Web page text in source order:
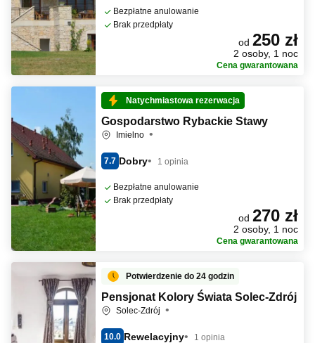
Bezpłatne anulowanie
Brak przedpłaty
od 250 zł
2 osoby, 1 noc
Cena gwarantowana
Natychmiastowa rezerwacja
Gospodarstwo Rybackie Stawy
Imielno
7.7 Dobry 1 opinia
Bezpłatne anulowanie
Brak przedpłaty
od 270 zł
2 osoby, 1 noc
Cena gwarantowana
Potwierdzenie do 24 godzin
Pensjonat Kolory Świata Solec-Zdrój
Solec-Zdrój
10.0 Rewelacyjny 1 opinia